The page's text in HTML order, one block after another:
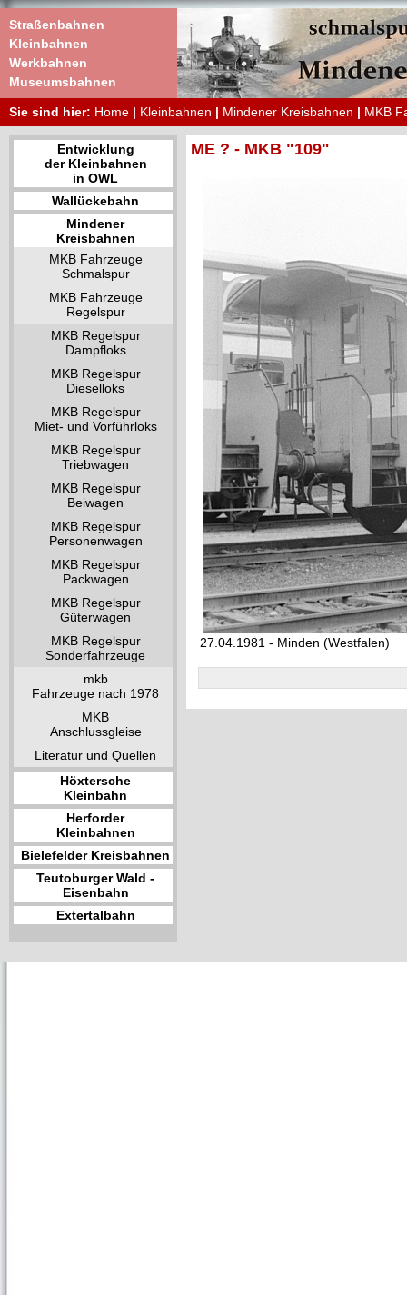
Straßenbahnen
Kleinbahnen
Werkbahnen
Museumsbahnen
Sie sind hier: Home | Kleinbahnen | Mindener Kreisbahnen | MKB
Entwicklung
der Kleinbahnen
in OWL
Wallückebahn
Mindener
Kreisbahnen
MKB Fahrzeuge
Schmalspur
MKB Fahrzeuge
Regelspur
MKB Regelspur
Dampfloks
MKB Regelspur
Dieselloks
MKB Regelspur
Miet- und Vorführloks
MKB Regelspur
Triebwagen
MKB Regelspur
Beiwagen
MKB Regelspur
Personenwagen
MKB Regelspur
Packwagen
MKB Regelspur
Güterwagen
MKB Regelspur
Sonderfahrzeuge
mkb
Fahrzeuge nach 1978
MKB
Anschlussgleise
Literatur und Quellen
Höxtersche
Kleinbahn
Herforder
Kleinbahnen
Bielefelder Kreisbahnen
Teutoburger Wald -
Eisenbahn
Extertalbahn
ME ? - MKB "109"
27.04.1981 - Minden (Westfalen)